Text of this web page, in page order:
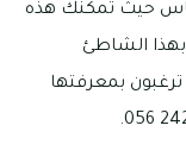
ياس حيث تمكنك هذه
بهذا الشاطئ
بمعرفتها